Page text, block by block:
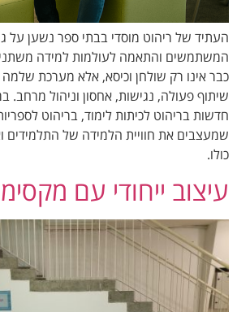
העתיד של ריהוט מוסדי בבתי ספר נשען על
המשתמשים והתאמה לעולמות למידה
כבר אינו רק שולחן וכיסא, אלא מערכת
שיתוף פעולה, נגישות, אחסון וניהול מרחב.
חדשות בריהוט לכיתות לימוד, בריהוט
שמעצבים את חוויית הלמידה של התלמידים
כולו.
עיצוב ייחודי עם